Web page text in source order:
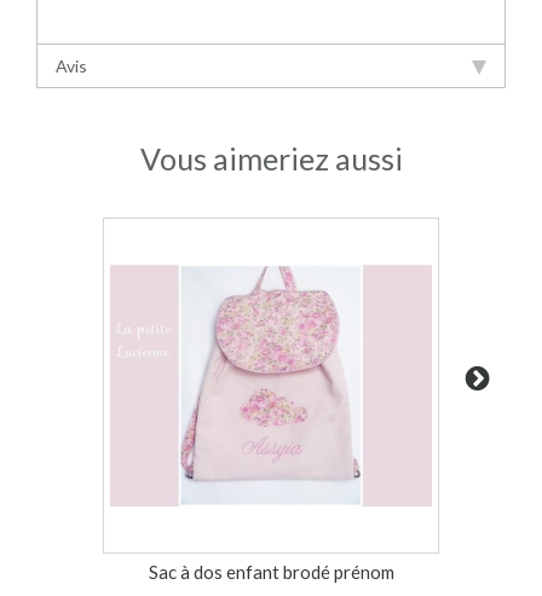
Avis
Vous aimeriez aussi
Sac à dos enfant brodé prénom